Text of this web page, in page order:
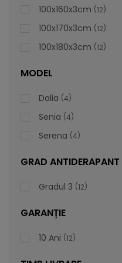
Cădiță De Duș
100x160x3cm 12
100x170x3cm 12
100x180x3cm 12
MODEL
Dalia 4
Senia 4
Serena 4
GRAD ANTIDERAPANT
Gradul 3 12
GARANȚIE
10 Ani 12